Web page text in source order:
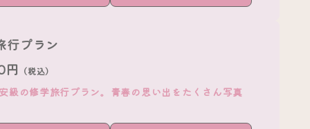
行プラン
円 （税込）
級の修学旅行プラン。青春の思い出をたくさん写真